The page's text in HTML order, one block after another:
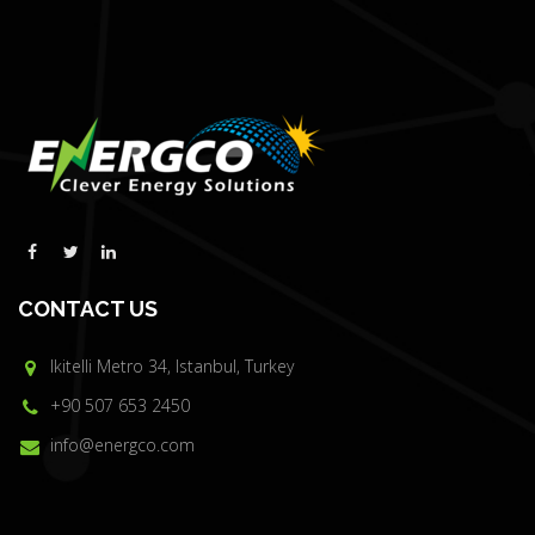
CONTACT US
Ikitelli Metro 34, Istanbul, Turkey
+90 507 653 2450
info@energco.com